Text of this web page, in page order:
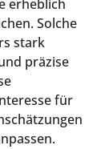
erheblich
Solche
stark
präzise
für